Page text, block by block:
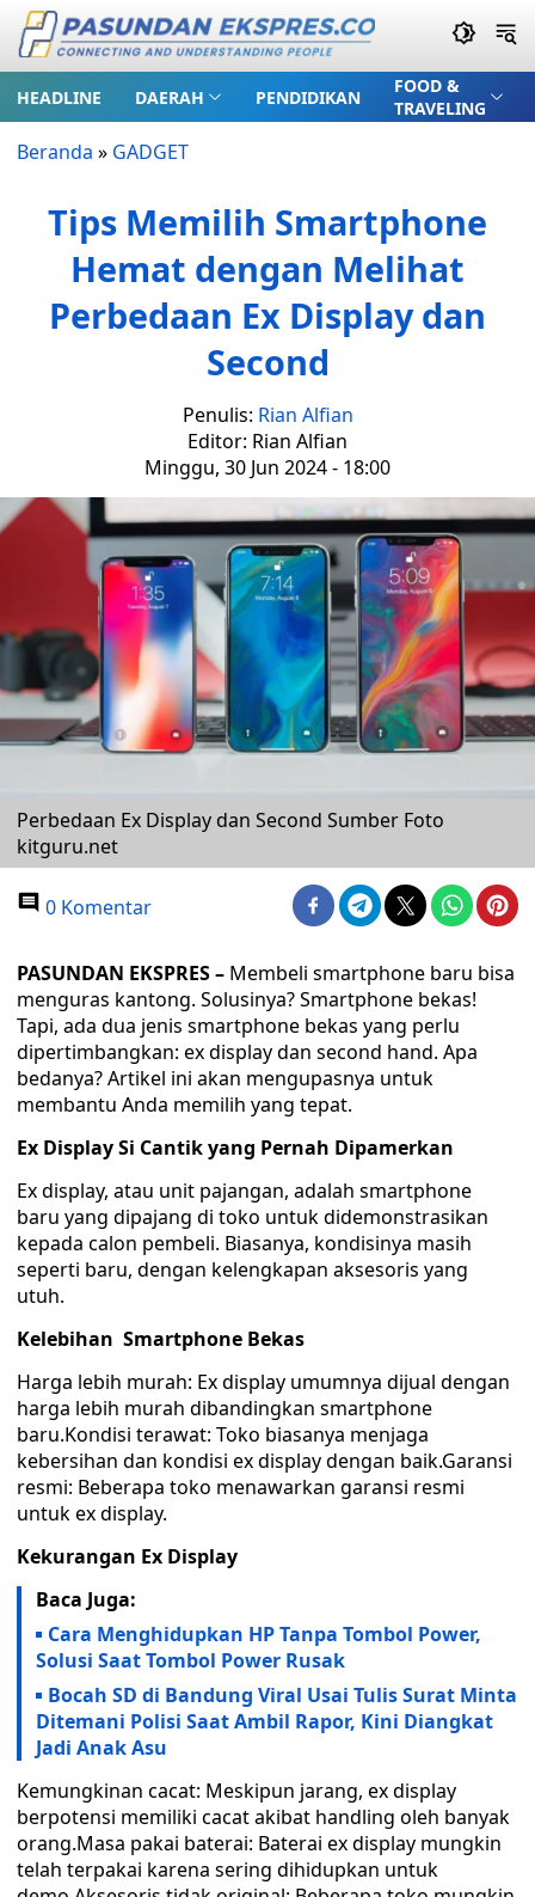
HEADLINE DAERAH PENDIDIKAN
FOOD &
TRAVELING
Beranda » GADGET
Tips Memilih Smartphone
Hemat dengan Melihat
Perbedaan Ex Display dan
Second
Penulis: Rian Alfian
Editor: Rian Alfian
Minggu, 30 Jun 2024 - 18:00
Perbedaan Ex Display dan Second Sumber Foto
kitguru.net
0 Komentar
PASUNDAN EKSPRES – Membeli smartphone baru bisa
menguras kantong. Solusinya? Smartphone bekas!
Tapi, ada dua jenis smartphone bekas yang perlu
dipertimbangkan: ex display dan second hand. Apa
bedanya? Artikel ini akan mengupasnya untuk
membantu Anda memilih yang tepat.
Ex Display Si Cantik yang Pernah Dipamerkan
Ex display, atau unit pajangan, adalah smartphone
baru yang dipajang di toko untuk didemonstrasikan
kepada calon pembeli. Biasanya, kondisinya masih
seperti baru, dengan kelengkapan aksesoris yang
utuh.
Kelebihan Smartphone Bekas
Harga lebih murah: Ex display umumnya dijual dengan
harga lebih murah dibandingkan smartphone
baru.Kondisi terawat: Toko biasanya menjaga
kebersihan dan kondisi ex display dengan baik.Garansi
resmi: Beberapa toko menawarkan garansi resmi
untuk ex display.
Kekurangan Ex Display
Baca Juga:
Cara Menghidupkan HP Tanpa Tombol Power,
Solusi Saat Tombol Power Rusak
Bocah SD di Bandung Viral Usai Tulis Surat Minta
Ditemani Polisi Saat Ambil Rapor, Kini Diangkat
Jadi Anak Asu
Kemungkinan cacat: Meskipun jarang, ex display
berpotensi memiliki cacat akibat handling oleh banyak
orang.Masa pakai baterai: Baterai ex display mungkin
telah terpakai karena sering dihidupkan untuk